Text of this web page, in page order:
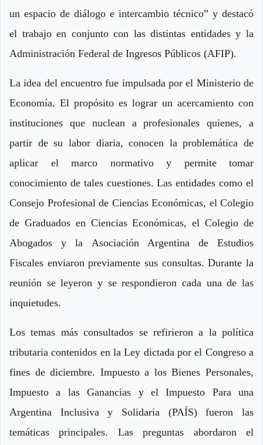
un espacio de diálogo e intercambio técnico” y destacó
el trabajo en conjunto con las distintas entidades y la
Administración Federal de Ingresos Públicos (AFIP).
La idea del encuentro fue impulsada por el Ministerio de
Economía. El propósito es lograr un acercamiento con
instituciones que nuclean a profesionales quienes, a
partir de su labor diaria, conocen la problemática de
aplicar el marco normativo y permite tomar
conocimiento de tales cuestiones. Las entidades como el
Consejo Profesional de Ciencias Económicas, el Colegio
de Graduados en Ciencias Económicas, el Colegio de
Abogados y la Asociación Argentina de Estudios
Fiscales enviaron previamente sus consultas. Durante la
reunión se leyeron y se respondieron cada una de las
inquietudes.
Los temas más consultados se refirieron a la política
tributaria contenidos en la Ley dictada por el Congreso a
fines de diciembre. Impuesto a los Bienes Personales,
Impuesto a las Ganancias y el Impuesto Para una
Argentina Inclusiva y Solidaria (PAÍS) fueron las
temáticas principales. Las preguntas abordaron el